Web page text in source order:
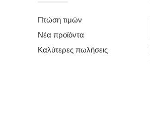
Πτώση τιμών
Νέα προϊόντα
Καλύτερες πωλήσεις